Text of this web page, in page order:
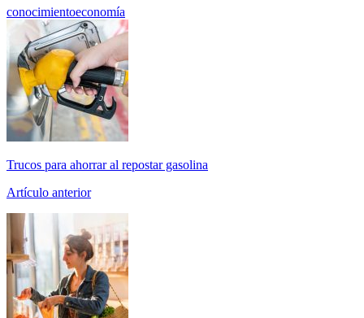
conocimientoeconomía
Trucos para ahorrar al repostar gasolina
Artículo anterior